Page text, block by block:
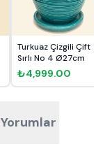
Turkuaz Çizgili Çift
Sırlı No 4 Ø27cm
₺4,999.00
Yorumlar